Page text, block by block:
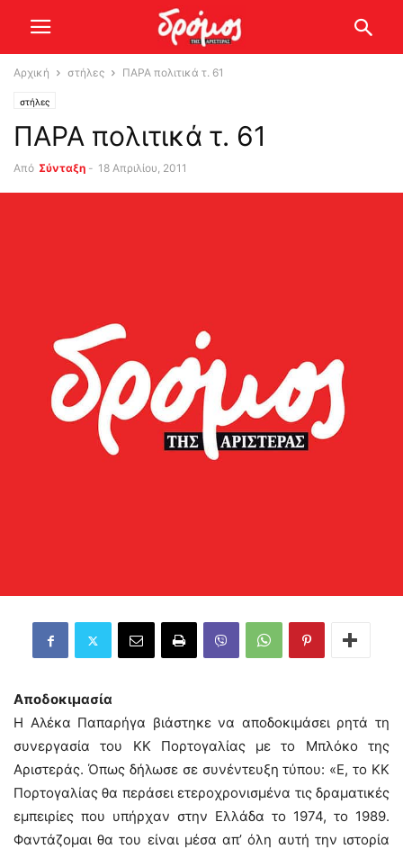
Αρχική στήλες ΠΑΡΑ πολιτικά τ. 61
στήλες
ΠΑΡΑ πολιτικά τ. 61
Από Σύνταξη - 18 Απριλίου, 2011
Αποδοκιμασία
Η Αλέκα Παπαρήγα βιάστηκε να αποδοκιμάσει ρητά τη
συνεργασία του ΚΚ Πορτογαλίας με το Μπλόκο της
Αριστεράς. Όπως δήλωσε σε συνέντευξη τύπου: «Ε, το ΚΚ
Πορτογαλίας θα περάσει ετεροχρονισμένα τις δραματικές
εμπειρίες που υπήρχαν στην Ελλάδα το 1974, το 1989.
Φαντάζομαι θα του είναι μέσα απ’ όλη αυτή την ιστορία